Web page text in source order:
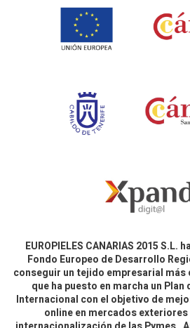
EUROPIELES CANARIAS 2015
Fondo Europeo de Desarrollo
conseguir un tejido empresarial
que ha puesto en marcha un
Internacional con el objetivo de
online en mercados